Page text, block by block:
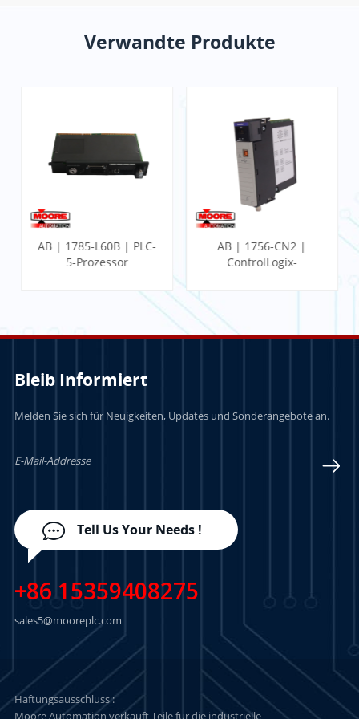
Verwandte Produkte
AB | 1785-L60B | PLC-
5-Prozessor
AB | 1756-CN2 |
ControlLogix-
Bleib Informiert
Melden Sie sich für Neuigkeiten, Updates und Sonderangebote an.
Tell Us Your Needs !
+86 15359408275
sales5@mooreplc.com
Haftungsausschluss :
Moore Automation verkauft Teile für die industrielle